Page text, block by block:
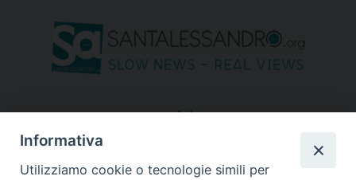
seguici su
Informativa
Utilizziamo cookie o tecnologie simili per